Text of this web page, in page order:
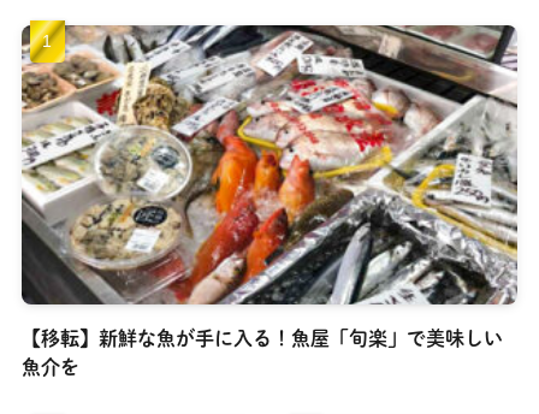
【移転】新鮮な魚が手に入る！魚屋「旬楽」で美味しい
魚介を